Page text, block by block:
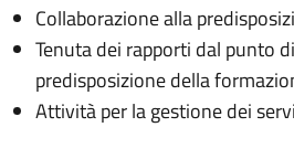
Collaborazione alla
Tenuta dei rapporti dal punto
predisposizione della
Attività per la gestione dei